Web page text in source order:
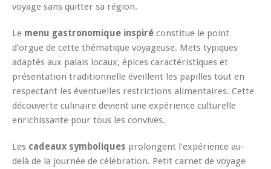
voyage sans quitter sa région.
Le menu gastronomique inspiré constitue le point
d’orgue de cette thématique voyageuse. Mets typiques
adaptés aux palais locaux, épices caractéristiques et
présentation traditionnelle éveillent les papilles tout en
respectant les éventuelles restrictions alimentaires. Cette
découverte culinaire devient une expérience culturelle
enrichissante pour tous les convives.
Les cadeaux symboliques prolongent l’expérience au-
delà de la journée de célébration. Petit carnet de voyage